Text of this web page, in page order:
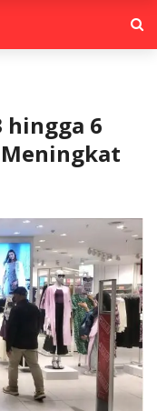
hingga 6